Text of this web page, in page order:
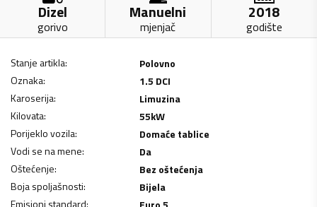
Dizel
gorivo
Manuelni
mjenjač
2018
godište
Stanje artikla:
Polovno
Oznaka:
1.5 DCI
Karoserija:
Limuzina
Kilovata: 55kW
Porijeklo vozila:
Domaće tablice
Vodi se na mene:
Da
Oštećenje:
Bez oštećenja
Boja spoljašnosti:
Bijela
Emisioni standard: